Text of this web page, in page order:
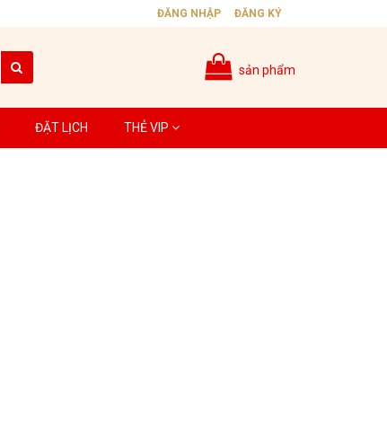
ĐĂNG NHẬP ĐĂNG KÝ
sản phẩm
ĐẶT LỊCH THẺ VIP